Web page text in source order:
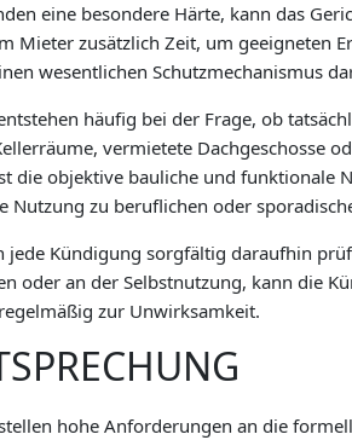
eine besondere Härte, kann das
Mieter zusätzlich Zeit, um geeigneten
wesentlichen Schutzmechanismus
häufig bei der Frage, ob
vermietete Dachgeschosse
die objektive bauliche und funktionale
Nutzung zu beruflichen oder
jede Kündigung sorgfältig daraufhin
oder an der Selbstnutzung, kann die
zur Unwirksamkeit.
hohe Anforderungen an die